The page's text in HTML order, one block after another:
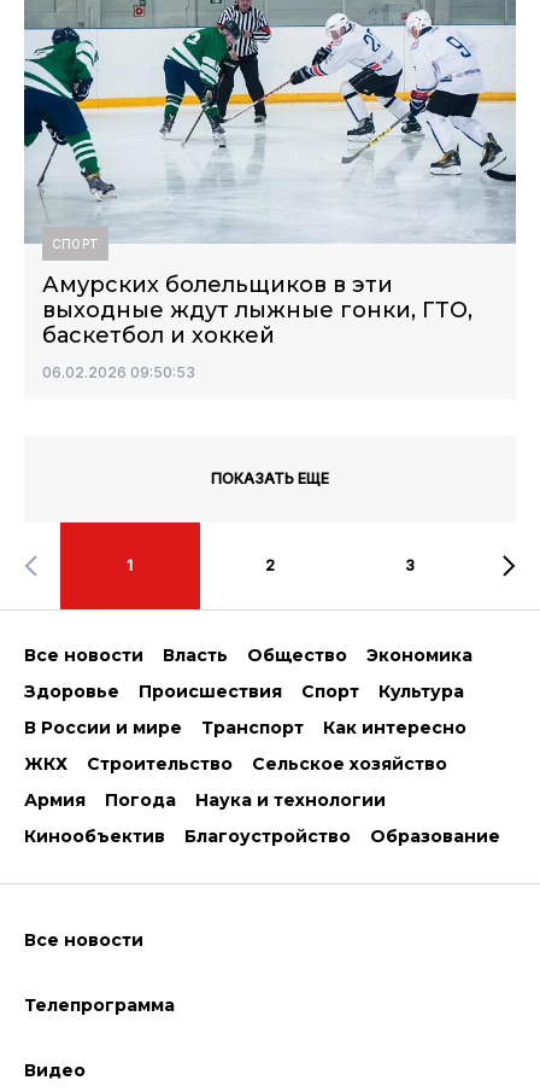
СПОРТ
Амурских болельщиков в эти
выходные ждут лыжные гонки, ГТО,
баскетбол и хоккей
06.02.2026 09:50:53
ПОКАЗАТЬ ЕЩЕ
1 2 3
Все новости Власть Общество
Экономика
Здоровье
Происшествия Спорт
Культура
В России и мире
Транспорт
Как интересно
ЖКХ
Строительство
Сельское хозяйство
Армия
Погода
Наука и технологии
Кинообъектив
Благоустройство Образование
Все новости
Телепрограмма
Видео